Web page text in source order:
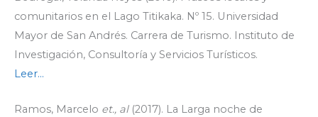
comunitarios en el Lago Titikaka. Nº 15. Universidad
Mayor de San Andrés. Carrera de Turismo. Instituto de
Investigación, Consultoría y Servicios Turísticos.
Leer…
Ramos, Marcelo et., al(2017). La Larga noche de